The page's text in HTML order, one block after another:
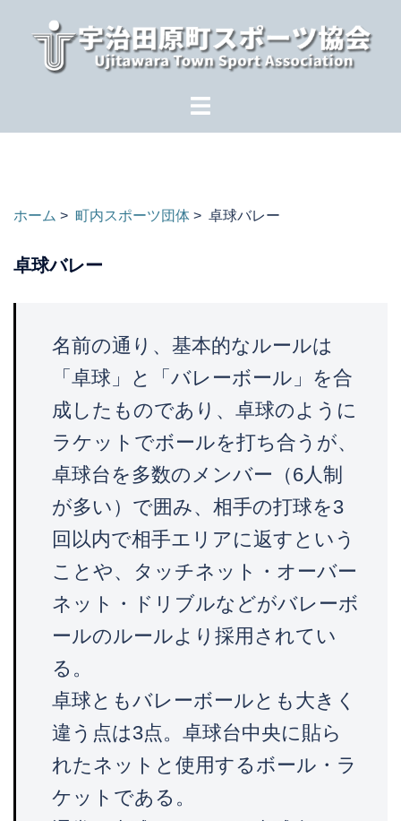
ホーム > 町内スポーツ団体 > 卓球バレー
卓球バレー
名前の通り、基本的なルールは
「卓球」と「バレーボール」を合
成したものであり、卓球のように
ラケットでボールを打ち合うが、
卓球台を多数のメンバー（6人制
が多い）で囲み、相手の打球を3
回以内で相手エリアに返すという
ことや、タッチネット・オーバー
ネット・ドリブルなどがバレーボ
ールのルールより採用されてい
る。
卓球ともバレーボールとも大きく
違う点は3点。卓球台中央に貼ら
れたネットと使用するボール・ラ
ケットである。